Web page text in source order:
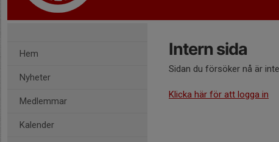
Hem
Nyheter
Medlemmar
Kalender
Intern sida
Sidan du försöker nå är
Klicka här för att logga in